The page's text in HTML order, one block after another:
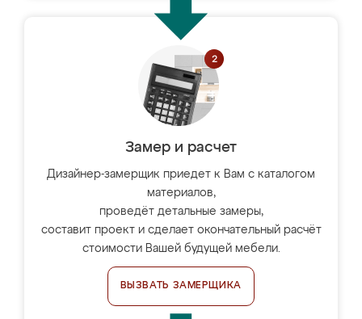
Замер и расчет
Дизайнер-замерщик приедет к Вам с каталогом
материалов,
проведёт детальные замеры,
составит проект и сделает окончательный расчёт
стоимости Вашей будущей мебели.
ВЫЗВАТЬ ЗАМЕРЩИКА